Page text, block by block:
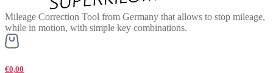
Mileage Correction Tool from Germany that allows to stop mileage,
while in motion, with simple key combinations.
€0,00